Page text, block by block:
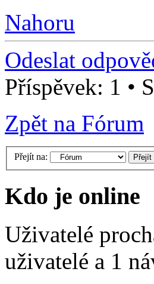
Nahoru
Odeslat
Příspěvek: 1 •
Zpět na Fórum
Přejít na:
Kdo je online
Uživatelé
uživatelé a 1